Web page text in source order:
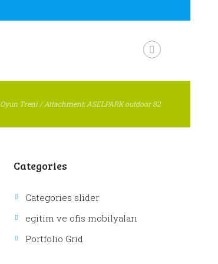
Oyun Treni/Attachment: ASELPARK outdoor 82
ASELPARK outdoor 83
Categories
Categories slider
egitim ve ofis mobilyaları
Portfolio Grid